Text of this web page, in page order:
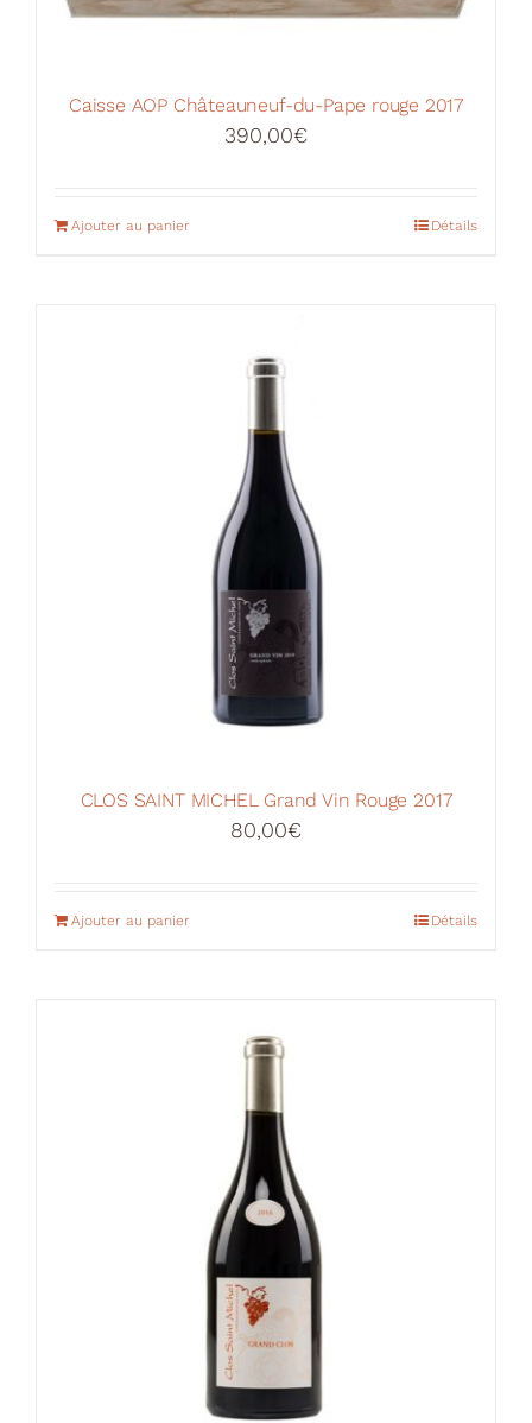
Caisse AOP Châteauneuf-du-Pape rouge 2017
390,00€
Ajouter au panier Détails
CLOS SAINT MICHEL Grand Vin Rouge 2017
80,00€
Ajouter au panier Détails